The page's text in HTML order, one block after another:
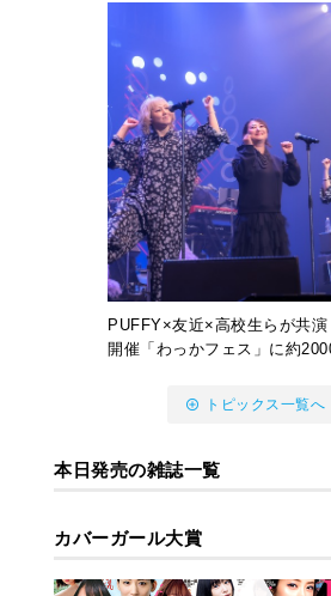
PUFFY×友近×高校生らが共
開催「わっかフェス」に約
トピックス一覧へ
本日発売の雑誌一覧
カバーガール大賞